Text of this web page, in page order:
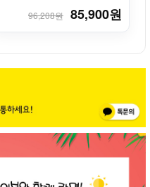
숨겨진투어 #단독투어 #프라이
96,208원 85,900원